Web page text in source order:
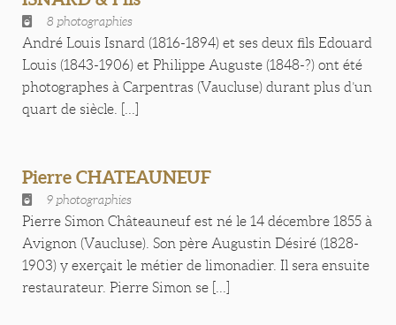
8 photographies
André Louis Isnard (1816-1894) et ses deux fils Edouard
Louis (1843-1906) et Philippe Auguste (1848-?) ont été
photographes à Carpentras (Vaucluse) durant plus d’un
quart de siècle. [...]
Pierre CHATEAUNEUF
9 photographies
Pierre Simon Châteauneuf est né le 14 décembre 1855 à
Avignon (Vaucluse). Son père Augustin Désiré (1828-
1903) y exerçait le métier de limonadier. Il sera ensuite
restaurateur. Pierre Simon se [...]